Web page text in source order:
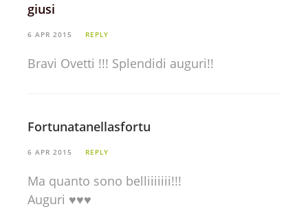
giusi
6 APR 2015 REPLY
Bravi Ovetti !!! Splendidi auguri!!
Fortunatanellasfortu
6 APR 2015 REPLY
Ma quanto sono belliiiiiii!!!
Auguri ♥♥♥